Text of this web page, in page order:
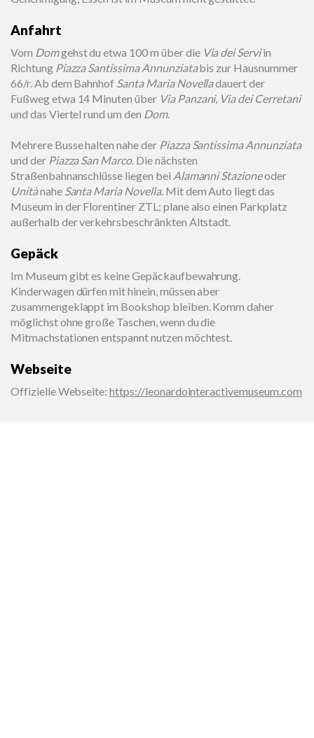
Anfahrt
Vom Domgehst du etwa 100 m über die Via dei Serviin
Richtung Piazza Santissima Annunziatabis zur Hausnummer
66/r. Ab dem Bahnhof Santa Maria Novelladauert der
Fußweg etwa 14 Minuten über Via Panzani, Via dei Cerretani
und das Viertel rund um den Dom.
Mehrere Busse halten nahe der Piazza Santissima Annunziata
und der Piazza San Marco. Die nächsten
Straßenbahnanschlüsse liegen bei Alamanni Stazioneoder
Unitànahe Santa Maria Novella. Mit dem Auto liegt das
Museum in der Florentiner ZTL; plane also einen Parkplatz
außerhalb der verkehrsbeschränkten Altstadt.
Gepäck
Im Museum gibt es keine Gepäckaufbewahrung.
Kinderwagen dürfen mit hinein, müssen aber
zusammengeklappt im Bookshop bleiben. Komm daher
möglichst ohne große Taschen, wenn du die
Mitmachstationen entspannt nutzen möchtest.
Webseite
Offizielle Webseite:https://leonardointeractivemuseum.com